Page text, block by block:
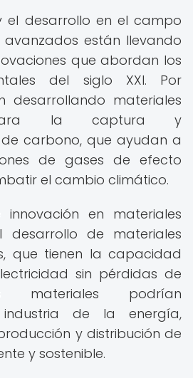
el desarrollo en el campo
están llevando
que abordan los
del siglo XXI. Por
desarrollando materiales
para la captura y
carbono, que ayudan a
de gases de efecto
el cambio climático.
en materiales
desarrollo de materiales
que tienen la capacidad
sin pérdidas de
materiales podrían
de la energía,
y distribución de
y sostenible.